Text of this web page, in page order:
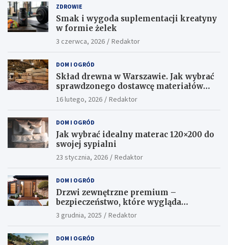
ZDROWIE
Smak i wygoda suplementacji kreatyny
w formie żelek
3 czerwca, 2026 Redaktor
DOM I OGRÓD
Skład drewna w Warszawie. Jak wybrać
sprawdzonego dostawcę materiałów
konstrukcyjnych?
16 lutego, 2026 Redaktor
DOM I OGRÓD
Jak wybrać idealny materac 120×200 do
swojej sypialni
23 stycznia, 2026 Redaktor
DOM I OGRÓD
Drzwi zewnętrzne premium –
bezpieczeństwo, które wygląda
ekskluzywnie
3 grudnia, 2025 Redaktor
DOM I OGRÓD